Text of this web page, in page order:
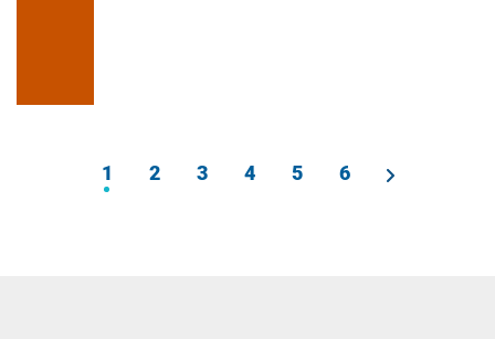
Page
1 Page
2 Page
3 Page
4 Page
5 Page
6